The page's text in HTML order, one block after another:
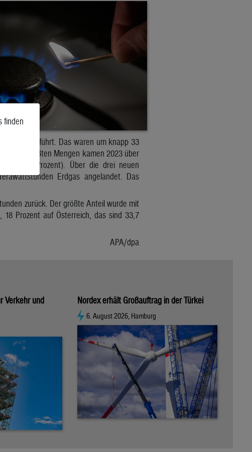
eingeführt. Das waren um knapp 33
Die größten Mengen kamen 2023 über
(22 Prozent). Über die drei neuen
Erdgas angelandet. Das
zurück. Der größte Anteil wurde mit
18 Prozent auf Österreich, das sind 33,7
APA/dpa
Verkehr und
Nordex erhält Großauftrag in der Türkei
6. August 2026, Hamburg
finden